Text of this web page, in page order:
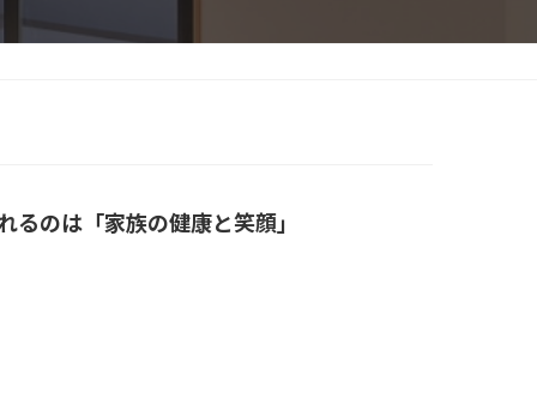
のは「家族の健康と笑顔」